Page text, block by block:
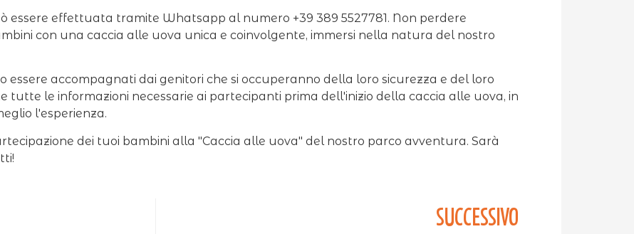
essere effettuata tramite Whatsapp al numero +39 389 5527781. Non perdere
con una caccia alle uova unica e coinvolgente, immersi nella natura del nostro
essere accompagnati dai genitori che si occuperanno della loro sicurezza e del loro
tutte le informazioni necessarie ai partecipanti prima dell'inizio della caccia alle uova, in
l'esperienza.
dei tuoi bambini alla "Caccia alle uova" del nostro parco avventura. Sarà
SUCCESSIVO